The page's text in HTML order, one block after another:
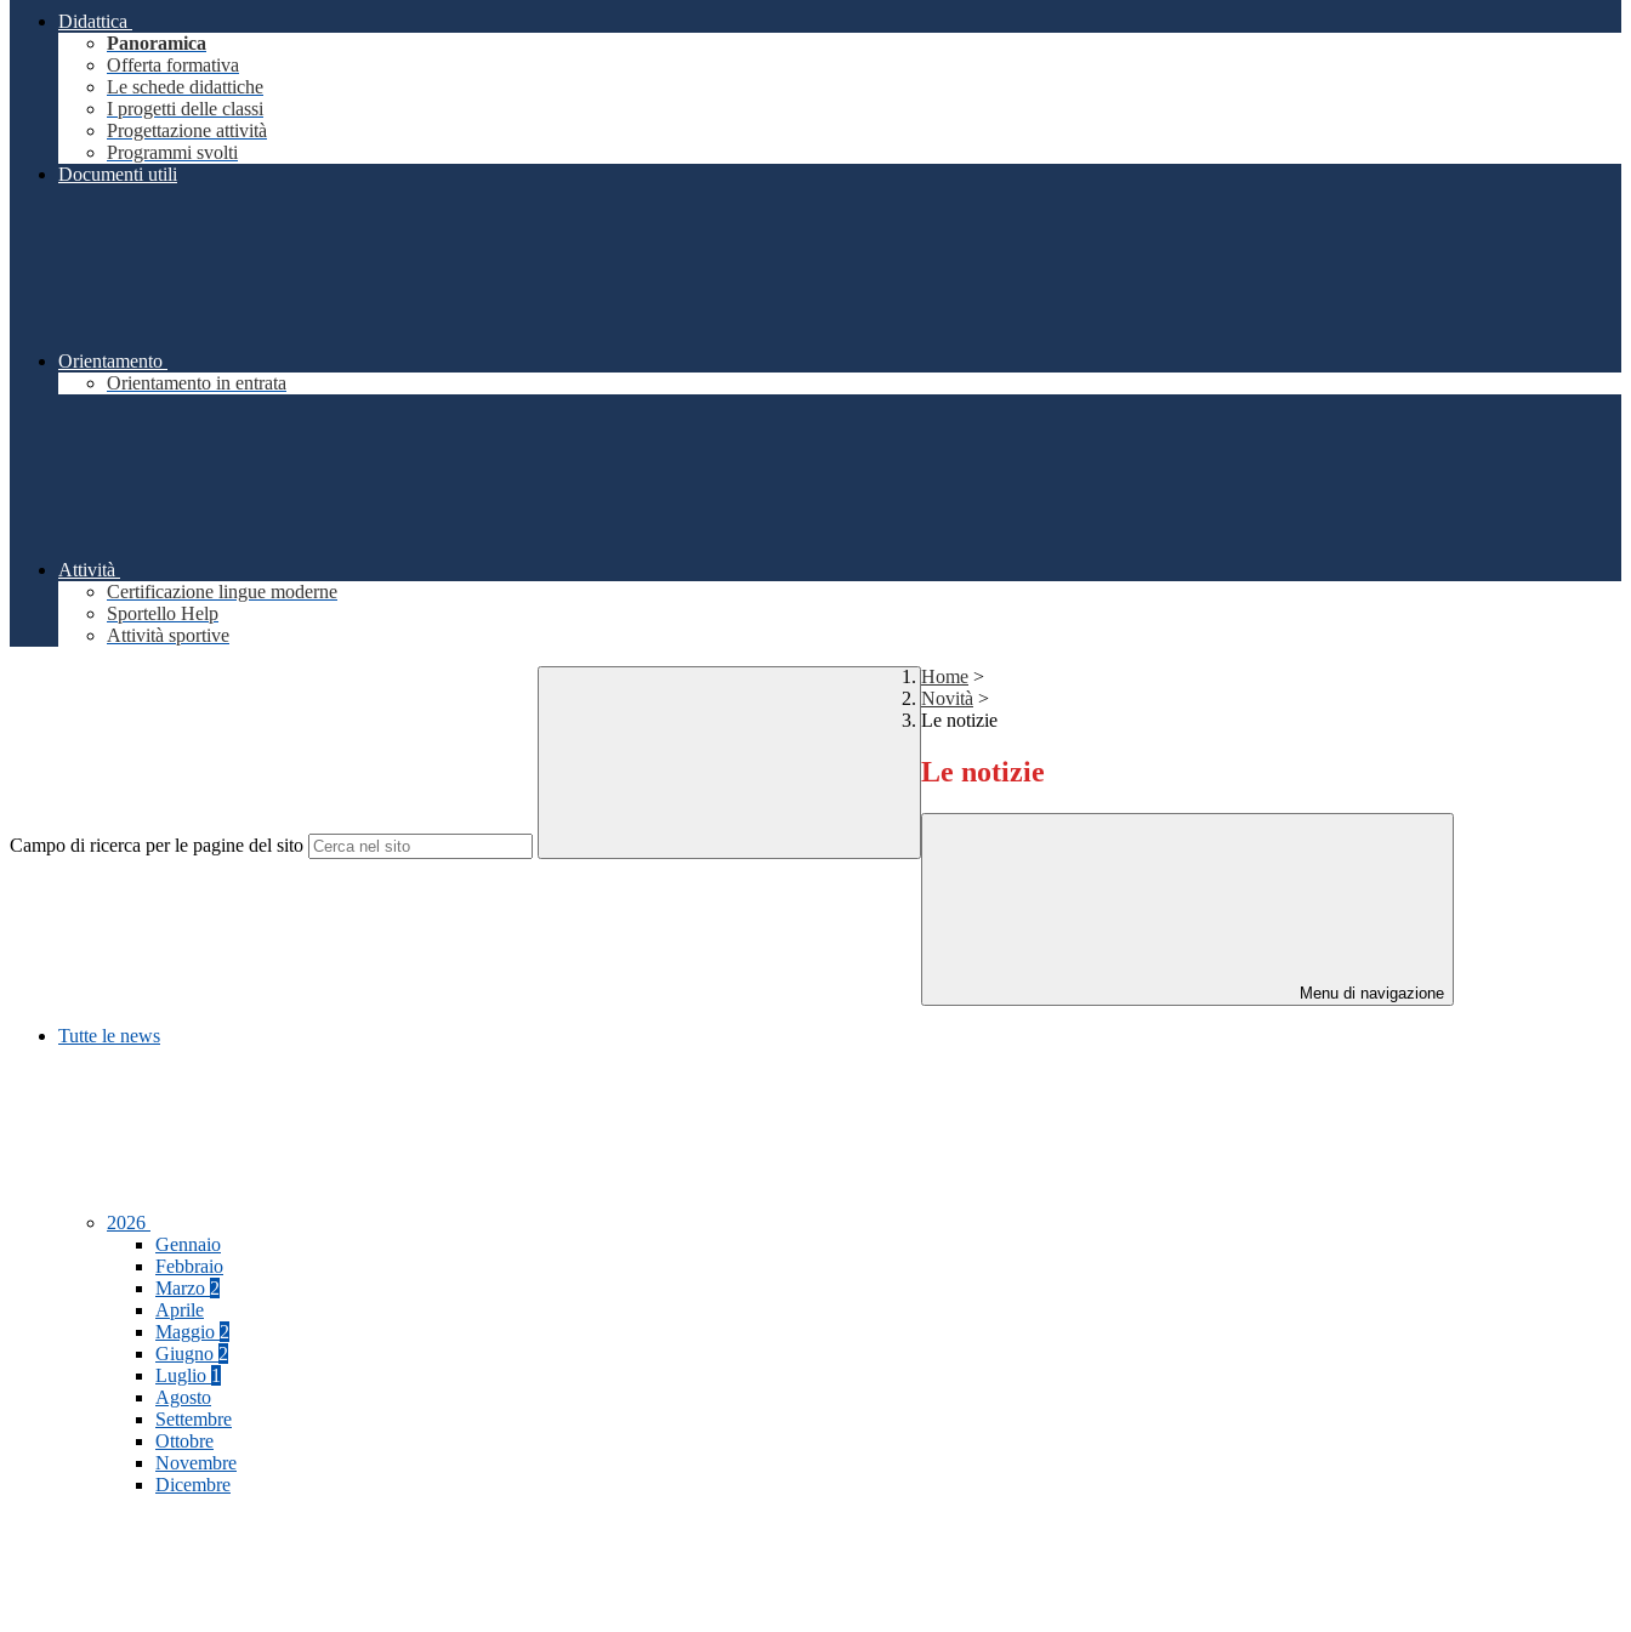
Didattica
Panoramica
Offerta formativa
Le schede didattiche
I progetti delle classi
Progettazione attività
Programmi svolti
Documenti utili
Orientamento
Orientamento in entrata
Attività
Certificazione lingue moderne
Sportello Help
Attività sportive
Campo di ricerca per le pagine del sito
Home >
Novità >
Le notizie
Le notizie
Menu di navigazione
Tutte le news
2026
Gennaio
Febbraio
Marzo 2
Aprile
Maggio 2
Giugno 2
Luglio 1
Agosto
Settembre
Ottobre
Novembre
Dicembre